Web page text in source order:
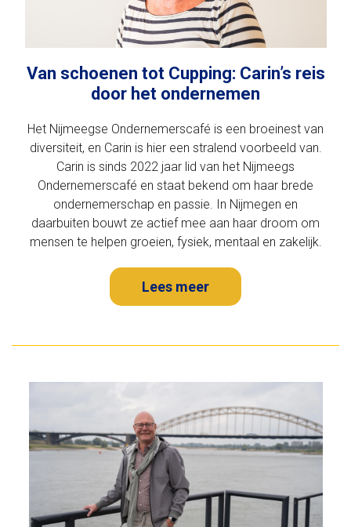
Van schoenen tot Cupping: Carin’s reis
door het ondernemen
Het Nijmeegse Ondernemerscafé is een broeinest van
diversiteit, en Carin is hier een stralend voorbeeld van.
Carin is sinds 2022 jaar lid van het Nijmeegs
Ondernemerscafé en staat bekend om haar brede
ondernemerschap en passie. In Nijmegen en
daarbuiten bouwt ze actief mee aan haar droom om
mensen te helpen groeien, fysiek, mentaal en zakelijk.
Lees meer